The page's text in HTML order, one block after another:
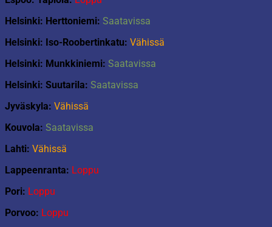
Helsinki: Herttoniemi: Saatavissa
Helsinki: Iso-Roobertinkatu: Vähissä
Helsinki: Munkkiniemi: Saatavissa
Helsinki: Suutarila: Saatavissa
Jyväskyla: Vähissä
Kouvola: Saatavissa
Lahti: Vähissä
Lappeenranta: Loppu
Pori: Loppu
Porvoo: Loppu